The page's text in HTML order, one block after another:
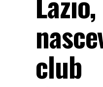
club